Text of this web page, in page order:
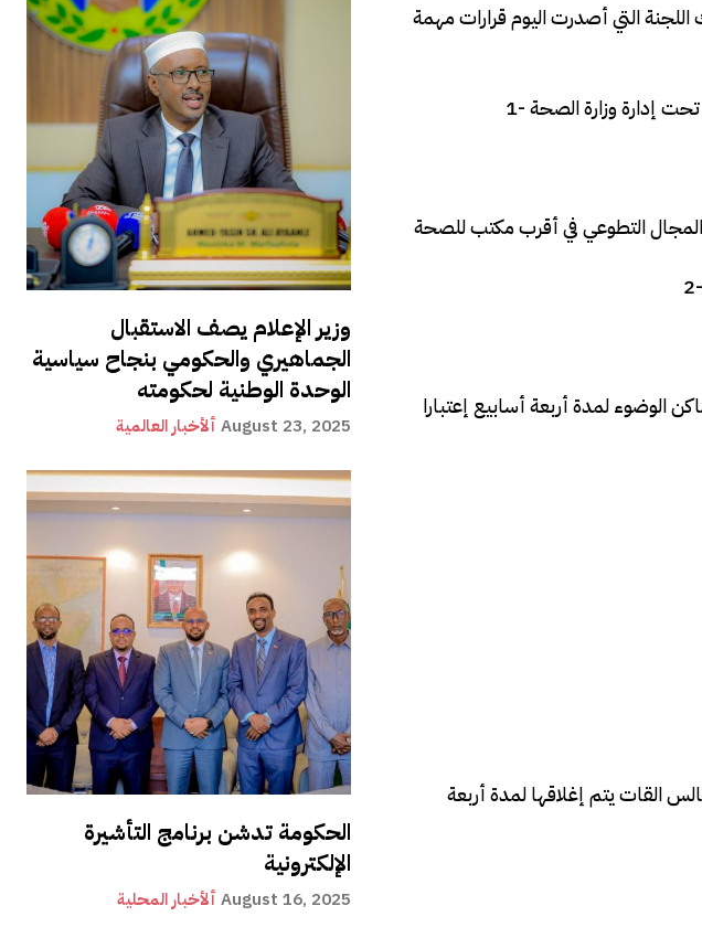
وزير الإعلام يصف الاستقبال
الجماهيري والحكومي بنجاح سياسية
الوحدة الوطنية لحكومته
ألأخبار العالمية August 23, 2025
الحكومة تدشن برنامج التأشيرة
الإلكترونية
ألأخبار المحلية August 16, 2025
التي أصدرت اليوم قرارات مهمة
وأماكن الوضوء لمدة أربعة أسابيع إعتبارا
القات يتم إغلاقها لمدة أربعة